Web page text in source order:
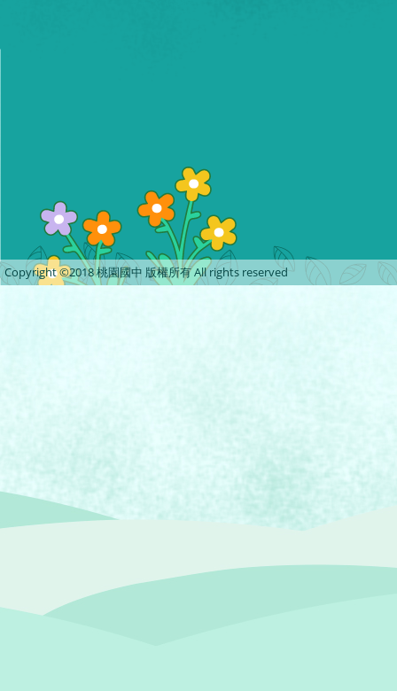
Copyright ©2018 桃園國中 版權所有 All rights reserved